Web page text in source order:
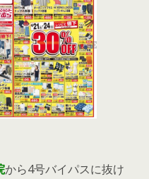
から4号バイパスに抜け